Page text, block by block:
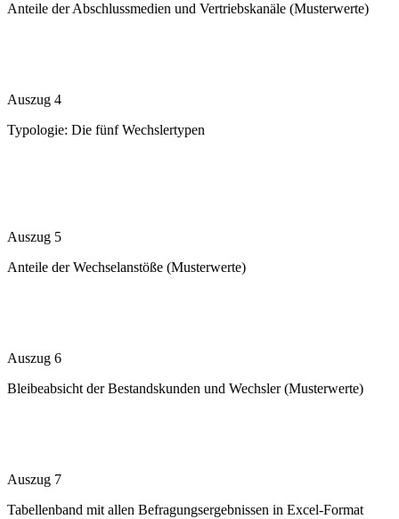
Anteile der Abschlussmedien und Vertriebskanäle (Musterwerte)
Auszug 4
Typologie: Die fünf Wechslertypen
Auszug 5
Anteile der Wechselanstöße (Musterwerte)
Auszug 6
Bleibeabsicht der Bestandskunden und Wechsler (Musterwerte)
Auszug 7
Tabellenband mit allen Befragungsergebnissen in Excel-Format